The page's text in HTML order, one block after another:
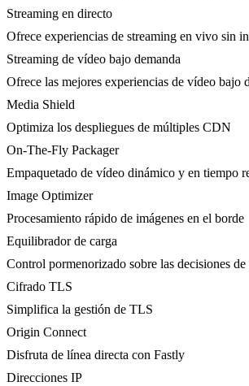
Streaming en directo
Ofrece experiencias de streaming en vivo sin
Streaming de vídeo bajo demanda
Ofrece las mejores experiencias de vídeo bajo
Media Shield
Optimiza los despliegues de múltiples CDN
On-The-Fly Packager
Empaquetado de vídeo dinámico y en tiempo
Image Optimizer
Procesamiento rápido de imágenes en el borde
Equilibrador de carga
Control pormenorizado sobre las decisiones
Cifrado TLS
Simplifica la gestión de TLS
Origin Connect
Disfruta de línea directa con Fastly
Direcciones IP